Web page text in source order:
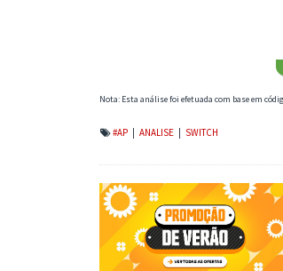
Nota: Esta análise foi efetuada com base em
#AP ANALISE SWITCH